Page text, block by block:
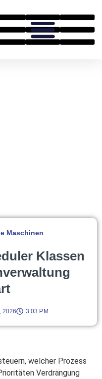
Maschinen
Klassen
2026 3:03 P.m.
welcher Prozess
Verdrängung